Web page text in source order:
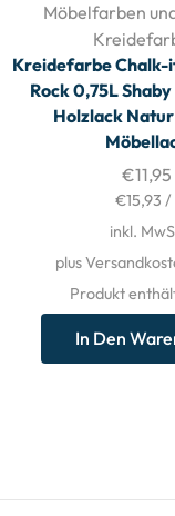
Möbelfarben
Kreidefarbe Chalk-
Rock 0,75L
Holzlack
€11,95
€15,93 /
inkl.
plus
Produkt
In Den